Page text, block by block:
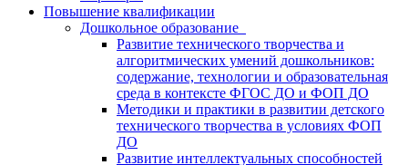
Повышение квалификации
Дошкольное образование
Развитие технического творчества и
алгоритмических умений дошкольников:
содержание, технологии и образовательная
среда в контексте ФГОС ДО и ФОП ДО
Методики и практики в развитии детского
технического творчества в условиях ФОП
ДО
Развитие интеллектуальных способностей